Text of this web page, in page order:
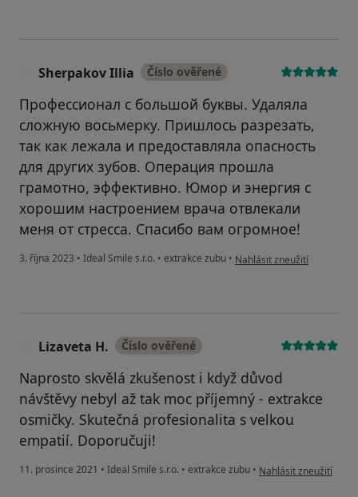
Sherpakov Illia Číslo ověřené
Профессионал с большой буквы. Удаляла
сложную восьмерку. Пришлось разрезать,
так как лежала и предоставляла опасность
для других зубов. Операция прошла
грамотно, эффективно. Юмор и энергия с
хорошим настроением врача отвлекали
меня от стресса. Спасибо вам огромное!
3. října 2023 • Ideal Smile s.r.o. • extrakce zubu • podle názoru uživatele
Nahlásit zneužití
Lizaveta H. Číslo ověřené
Naprosto skvělá zkušenost i když důvod
návštěvy nebyl až tak moc příjemný - extrakce
osmičky. Skutečná profesionalita s velkou
empatií. Doporučuji!
11. prosince 2021 • Ideal Smile s.r.o. • extrakce zubu • podle názoru
Nahlásit zneužití